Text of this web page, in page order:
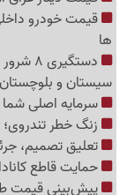
ها
سیستان و بلوچستان
سرمایه اصلی
زنگ خطر
تعلیق تصمیم،
حمایت قاطع